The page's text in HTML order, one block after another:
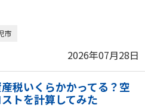
市
2026年07月28日
税いくらかかってる？空
トを計算してみた